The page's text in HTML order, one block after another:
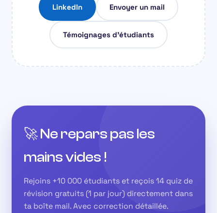
LinkedIn Envoyer un mail
Témoignages d'étudiants
🚀 Ne repars pas les
mains vides !
Rejoins +10 000 étudiants et reçois 14 quiz de
révision gratuits (1 par jour) directement dans
ta boîte mail. Avec correction détaillée.